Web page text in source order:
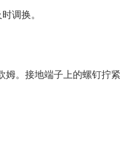
调换。
。接地端子上的螺钉拧